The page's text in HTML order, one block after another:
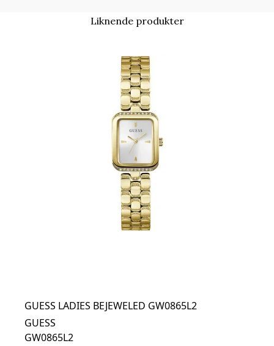
Liknende produkter
GUESS LADIES BEJEWELED GW0865L2
GUESS
GW0865L2